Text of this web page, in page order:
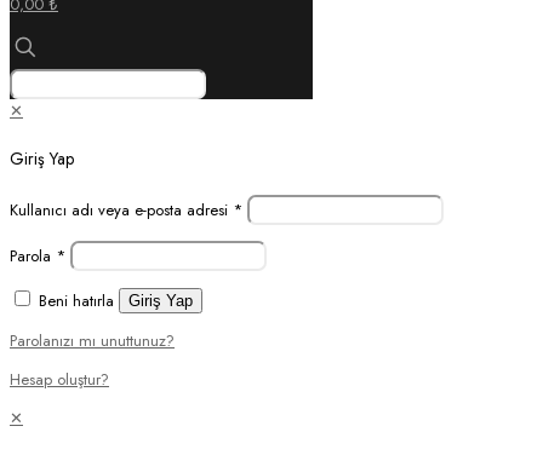
✕
Giriş Yap
Kullanıcı adı veya e-posta adresi *
Parola *
Beni hatırla
Giriş Yap
Parolanızı mı unuttunuz?
Hesap oluştur?
✕